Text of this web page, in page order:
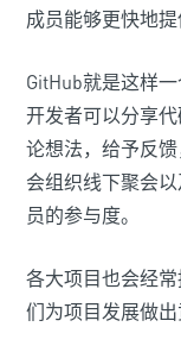
成员能够更快地提
GitHub就是这样
开发者可以分享
论想法，给予反
会组织线下聚会
员的参与度。
各大项目也会经
们为项目发展做出